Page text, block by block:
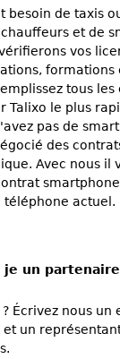
besoin de taxis
et de
vos
formations
tous
Talixo le plus
pas de
des
Avec nous il
actuel.
je un
Écrivez nous un
et un